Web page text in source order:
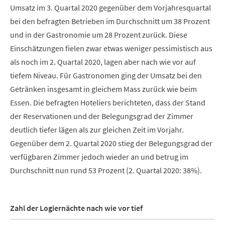
Umsatz im 3. Quartal 2020 gegenüber dem Vorjahresquartal
bei den befragten Betrieben im Durchschnitt um 38 Prozent
und in der Gastronomie um 28 Prozent zurück. Diese
Einschätzungen fielen zwar etwas weniger pessimistisch aus
als noch im 2. Quartal 2020, lagen aber nach wie vor auf
tiefem Niveau. Für Gastronomen ging der Umsatz bei den
Getränken insgesamt in gleichem Mass zurück wie beim
Essen. Die befragten Hoteliers berichteten, dass der Stand
der Reservationen und der Belegungsgrad der Zimmer
deutlich tiefer lägen als zur gleichen Zeit im Vorjahr.
Gegenüber dem 2. Quartal 2020 stieg der Belegungsgrad der
verfügbaren Zimmer jedoch wieder an und betrug im
Durchschnitt nun rund 53 Prozent (2. Quartal 2020: 38%).
Zahl der Logiernächte nach wie vor tief